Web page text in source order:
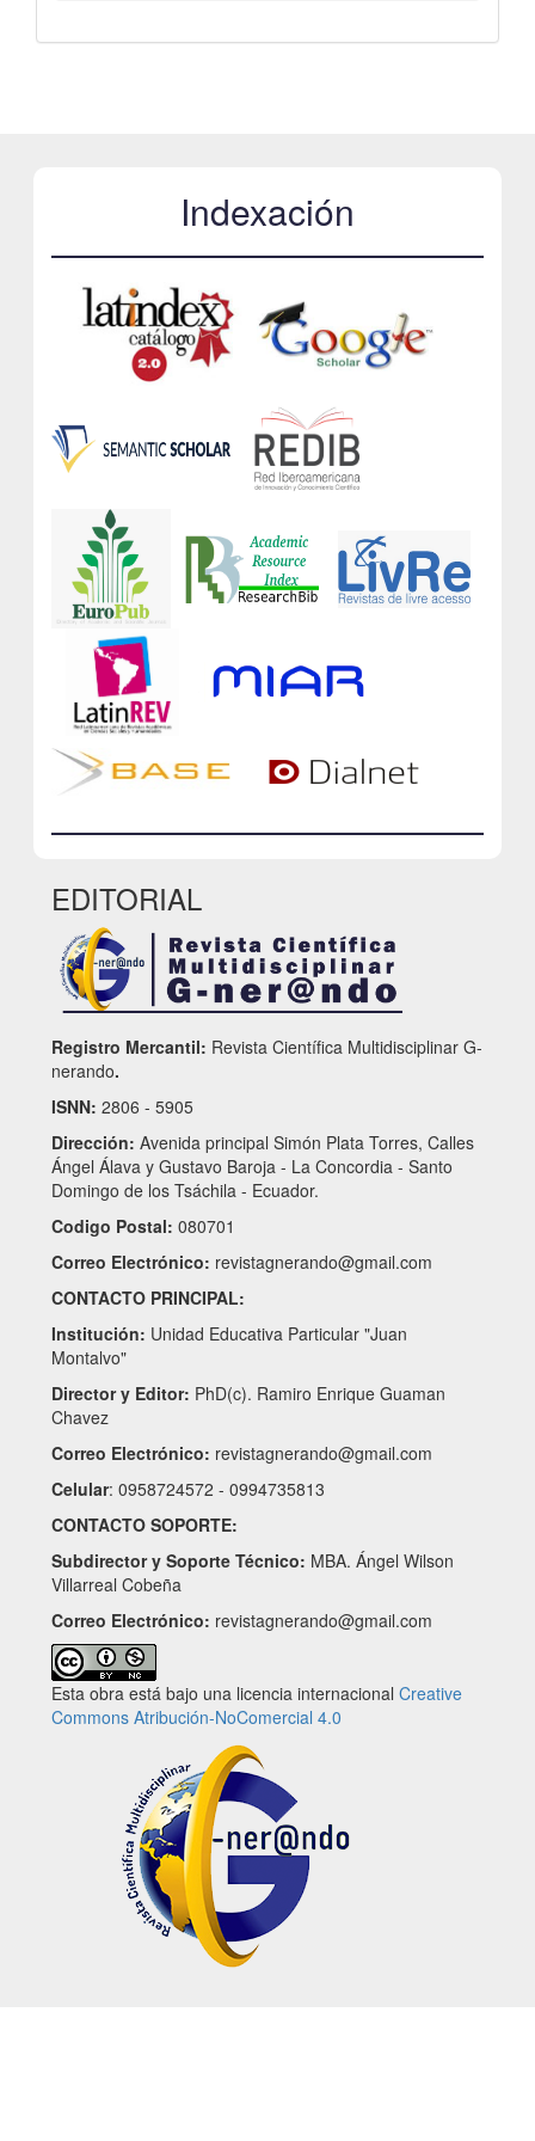
Indexación
EDITORIAL
Registro Mercantil: Revista Científica Multidisciplinar G-
nerando.
ISNN: 2806 - 5905
Dirección: Avenida principal Simón Plata Torres, Calles
Ángel Álava y Gustavo Baroja - La Concordia - Santo
Domingo de los Tsáchila - Ecuador.
Codigo Postal: 080701
Correo Electrónico: revistagnerando@gmail.com
CONTACTO PRINCIPAL:
Institución: Unidad Educativa Particular "Juan
Montalvo"
Director y Editor: PhD(c). Ramiro Enrique Guaman
Chavez
Correo Electrónico: revistagnerando@gmail.com
Celular: 0958724572 - 0994735813
CONTACTO SOPORTE:
Subdirector y Soporte Técnico: MBA. Ángel Wilson
Villarreal Cobeña
Correo Electrónico: revistagnerando@gmail.com
Esta obra está bajo una licencia internacional Creative
Commons Atribución-NoComercial 4.0